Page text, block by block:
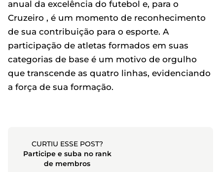
anual da excelência do futebol e, para o
Cruzeiro , é um momento de reconhecimento
de sua contribuição para o esporte. A
participação de atletas formados em suas
categorias de base é um motivo de orgulho
que transcende as quatro linhas, evidenciando
a força de sua formação.
CURTIU ESSE POST?
Participe e suba no rank
de membros